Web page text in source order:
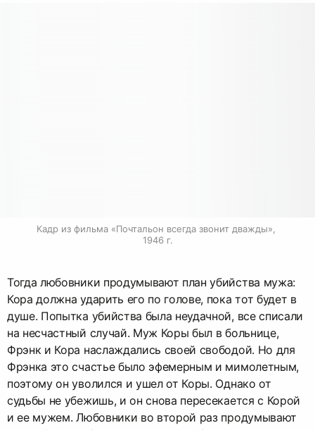
Кадр из фильма «Почтальон всегда звонит дважды»,
1946 г.
Тогда любовники продумывают план убийства мужа:
Кора должна ударить его по голове, пока тот будет в
душе. Попытка убийства была неудачной, все списали
на несчастный случай. Муж Коры был в больнице,
Фрэнк и Кора наслаждались своей свободой. Но для
Фрэнка это счастье было эфемерным и мимолетным,
поэтому он уволился и ушел от Коры. Однако от
судьбы не убежишь, и он снова пересекается с Корой
и ее мужем. Любовники во второй раз продумывают